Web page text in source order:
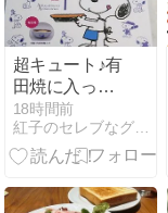
超キュート♪有
田焼に入った
スパイスしっ
かりな焼きカ
レー＠有田テ
18時間前
紅子のセレブなグルメ日記